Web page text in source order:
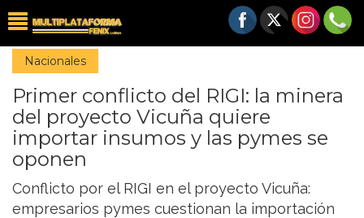
Nacionales
Primer conflicto del RIGI: la minera
del proyecto Vicuña quiere
importar insumos y las pymes se
oponen
Conflicto por el RIGI en el proyecto Vicuña:
empresarios pymes cuestionan la importación